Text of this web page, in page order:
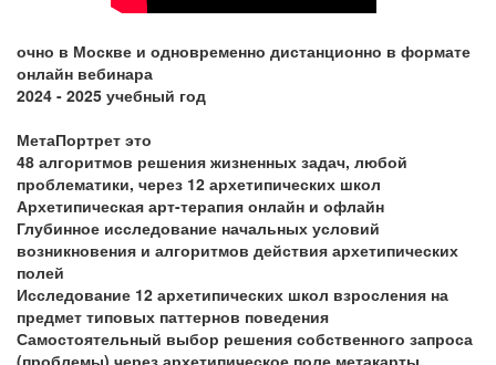
очно в Москве и одновременно дистанционно в формате
онлайн вебинара
2024 - 2025 учебный год
МетаПортрет это
48 алгоритмов решения жизненных задач, любой
проблематики, через 12 архетипических школ
Архетипическая арт-терапия онлайн и офлайн
Глубинное исследование начальных условий
возникновения и алгоритмов действия архетипических
полей
Исследование 12 архетипических школ взросления на
предмет типовых паттернов поведения
Самостоятельный выбор решения собственного запроса
(проблемы) через архетипическое поле метакарты,